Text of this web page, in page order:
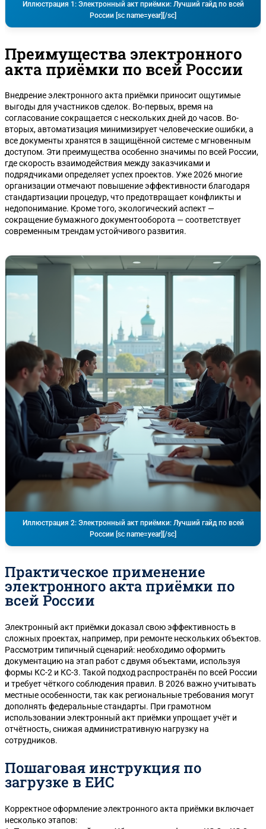
Иллюстрация 1: Электронный акт приёмки: Лучший гайд по всей
России [sc name=year][/sc]
Преимущества электронного
акта приёмки по всей России
Внедрение электронного акта приёмки приносит ощутимые
выгоды для участников сделок. Во-первых, время на
согласование сокращается с нескольких дней до часов. Во-
вторых, автоматизация минимизирует человеческие ошибки, а
все документы хранятся в защищённой системе с мгновенным
доступом. Эти преимущества особенно значимы по всей России,
где скорость взаимодействия между заказчиками и
подрядчиками определяет успех проектов. Уже 2026 многие
организации отмечают повышение эффективности благодаря
стандартизации процедур, что предотвращает конфликты и
недопонимание. Кроме того, экологический аспект —
сокращение бумажного документооборота — соответствует
современным трендам устойчивого развития.
Иллюстрация 2: Электронный акт приёмки: Лучший гайд по всей
России [sc name=year][/sc]
Практическое применение
электронного акта приёмки по
всей России
Электронный акт приёмки доказал свою эффективность в
сложных проектах, например, при ремонте нескольких объектов.
Рассмотрим типичный сценарий: необходимо оформить
документацию на этап работ с двумя объектами, используя
формы КС-2 и КС-3. Такой подход распространён по всей России
и требует чёткого соблюдения правил. В 2026 важно учитывать
местные особенности, так как региональные требования могут
дополнять федеральные стандарты. При грамотном
использовании электронный акт приёмки упрощает учёт и
отчётность, снижая административную нагрузку на
сотрудников.
Пошаговая инструкция по
загрузке в ЕИС
Корректное оформление электронного акта приёмки включает
несколько этапов: